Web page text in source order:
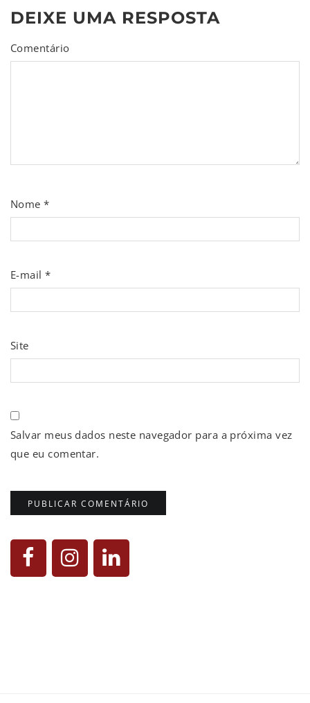
DEIXE UMA RESPOSTA
Comentário
Nome*
E-mail*
Site
Salvar meus dados neste navegador para a próxima vez
que eu comentar.